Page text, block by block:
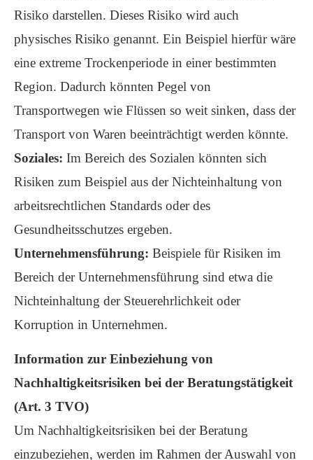
Risiko darstellen. Dieses Risiko wird auch
physisches Risiko genannt. Ein Beispiel hierfür wäre
eine extreme Trockenperiode in einer bestimmten
Region. Dadurch könnten Pegel von
Transportwegen wie Flüssen so weit sinken, dass der
Transport von Waren beeinträchtigt werden könnte.
Soziales: Im Bereich des Sozialen könnten sich
Risiken zum Beispiel aus der Nichteinhaltung von
arbeitsrechtlichen Standards oder des
Gesundheitsschutzes ergeben.
Unternehmensführung: Beispiele für Risiken im
Bereich der Unternehmensführung sind etwa die
Nichteinhaltung der Steuerehrlichkeit oder
Korruption in Unternehmen.
Information zur Einbeziehung von
Nachhaltigkeitsrisiken bei der Beratungstätigkeit
(Art. 3 TVO)
Um Nachhaltigkeitsrisiken bei der Beratung
einzubeziehen, werden im Rahmen der Auswahl von